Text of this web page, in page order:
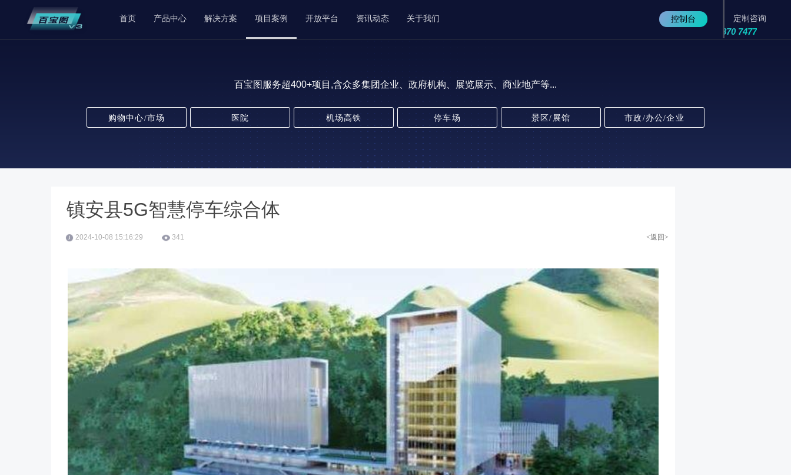
首页 产品中心 解决方案 项目案例 开放平台 资讯动态 关于我们 控制台 定制咨询
0755-8482 2325/189 4870 7477
百宝图服务超400+项目,含众多集团企业、政府机构、展览展示、商业地产等...
购物中心/市场 医院 机场高铁 停车场 景区/展馆 市政/办公/企业
镇安县5G智慧停车综合体
<返回>
2024-10-08 15:16:29 341